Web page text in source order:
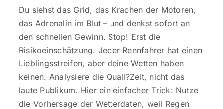
Kontakt
Du siehst das Grid, das Krachen der Motoren,
das Adrenalin im Blut – und denkst sofort an
den schnellen Gewinn. Stop! Erst die
Risikoeinschätzung. Jeder Rennfahrer hat einen
Lieblingsstreifen, aber deine Wetten haben
keinen. Analysiere die Quali?Zeit, nicht das
laute Publikum. Hier ein einfacher Trick: Nutze
die Vorhersage der Wetterdaten, weil Regen